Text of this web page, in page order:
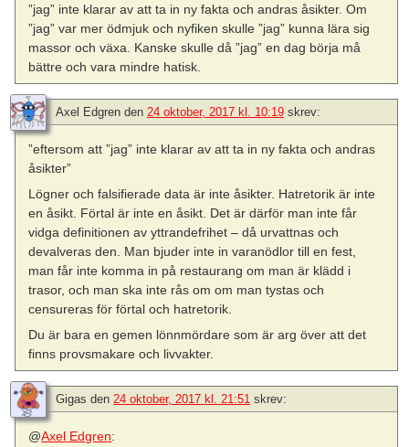
”jag” inte klarar av att ta in ny fakta och andras åsikter. Om
”jag” var mer ödmjuk och nyfiken skulle ”jag” kunna lära sig
massor och växa. Kanske skulle då ”jag” en dag börja må
bättre och vara mindre hatisk.
Axel Edgren den 24 oktober, 2017 kl. 10:19 skrev:
”eftersom att ”jag” inte klarar av att ta in ny fakta och andras
åsikter”
Lögner och falsifierade data är inte åsikter. Hatretorik är inte
en åsikt. Förtal är inte en åsikt. Det är därför man inte får
vidga definitionen av yttrandefrihet – då urvattnas och
devalveras den. Man bjuder inte in varanödlor till en fest,
man får inte komma in på restaurang om man är klädd i
trasor, och man ska inte rås om om man tystas och
censureras för förtal och hatretorik.
Du är bara en gemen lönnmördare som är arg över att det
finns provsmakare och livvakter.
Gigas den 24 oktober, 2017 kl. 21:51 skrev:
@Axel Edgren: